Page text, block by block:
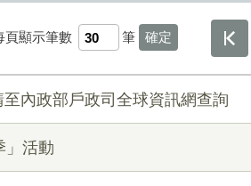
頁顯示筆數 筆
至內政部戶政司全球資訊網查詢
」活動